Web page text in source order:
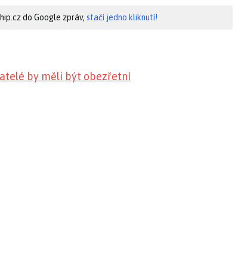
do Google zpráv, stačí jedno kliknutí!
by měli být obezřetní